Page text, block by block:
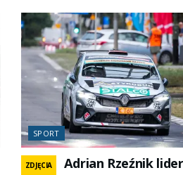
SPORT
ZDJĘCIA
Adrian Rzeźnik